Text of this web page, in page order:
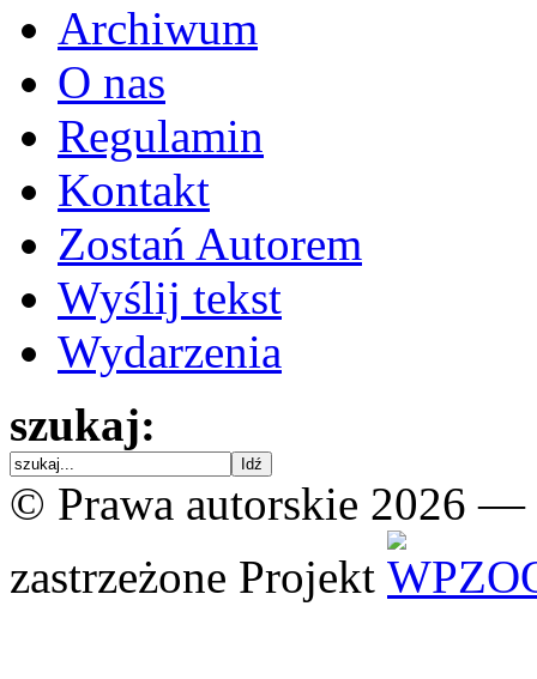
Archiwum
O nas
Regulamin
Kontakt
Zostań Autorem
Wyślij tekst
Wydarzenia
szukaj:
© Prawa autorskie 2026 —
zastrzeżone Projekt